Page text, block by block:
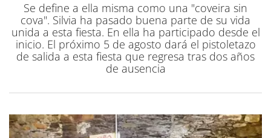
Se define a ella misma como una "coveira sin
cova". Silvia ha pasado buena parte de su vida
unida a esta fiesta. En ella ha participado desde el
inicio. El próximo 5 de agosto dará el pistoletazo
de salida a esta fiesta que regresa tras dos años
de ausencia